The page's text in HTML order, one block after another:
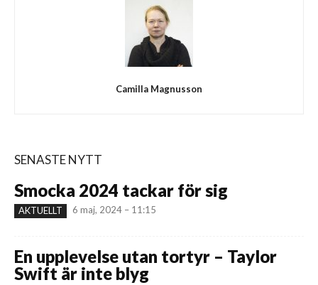
Camilla Magnusson
SENASTE NYTT
Smocka 2024 tackar för sig
AKTUELLT 6 maj, 2024 – 11:15
En upplevelse utan tortyr – Taylor
Swift är inte blyg